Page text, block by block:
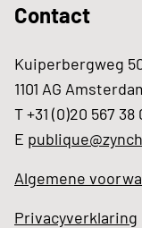
Contact
Kuiperbergweg
1101 AG
T +31 (0)20 567 38
E
Algemene
Privacyverklaring